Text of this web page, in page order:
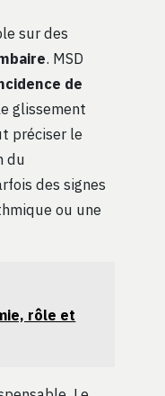
sur des
. MSD
de
glissement
préciser le
du
des signes
ou une
rôle et